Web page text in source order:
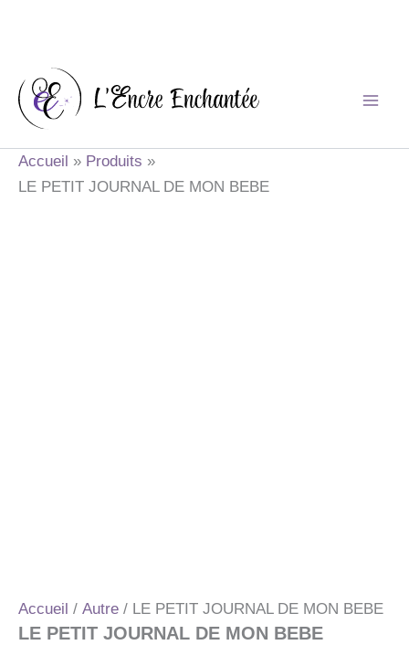
contenu
Accueil
Produits
LE PETIT JOURNAL DE MON BEBE
Accueil / Autre / LE PETIT JOURNAL DE MON BEBE
LE PETIT JOURNAL DE MON BEBE